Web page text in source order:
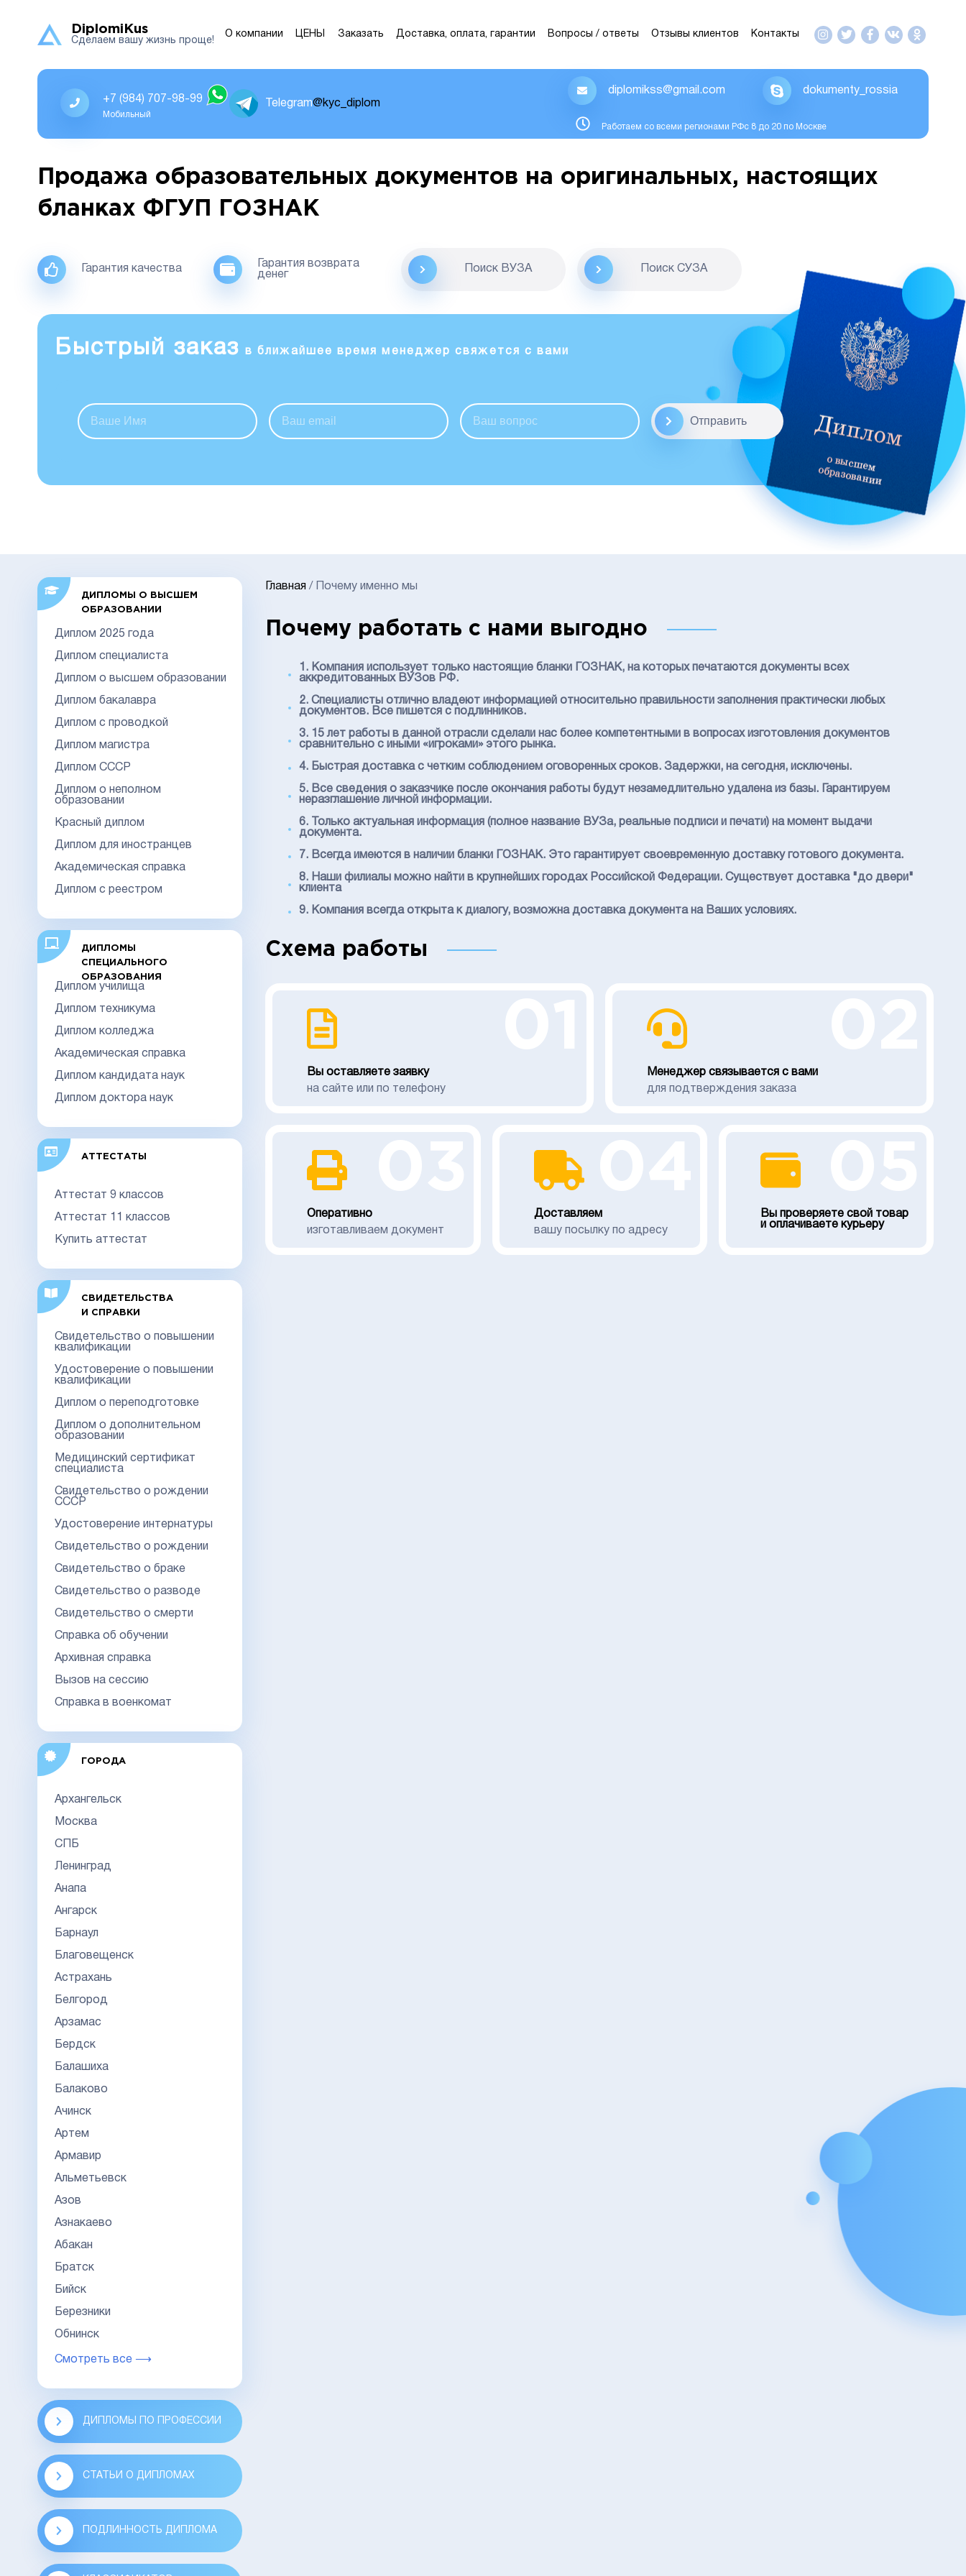
DiplomiKus
Сделаем вашу жизнь проще!
О компании ЦЕНЫ Заказать Доставка, оплата, гарантии Вопросы / ответы Отзывы клиентов Контакты
+7 (984) 707-98-99
Мобильный
Telegram@kyc_diplom
diplomikss@gmail.com dokumenty_rossia
Работаем со всеми регионами РФс 8 до 20 по Москве
Продажа образовательных документов на оригинальных, настоящих
бланках ФГУП ГОЗНАК
Гарантия качества
Гарантия возврата
денег
Поиск ВУЗА Поиск CУЗА
Быстрый заказ в ближайшее время менеджер свяжется с вами
Отправить
ДИПЛОМЫ О ВЫСШЕМ
ОБРАЗОВАНИИ
Диплом 2025 года
Диплом специалиста
Диплом о высшем образовании
Диплом бакалавра
Диплом с проводкой
Диплом магистра
Диплом СССР
Диплом о неполном
образовании
Красный диплом
Диплом для иностранцев
Академическая справка
Диплом с реестром
ДИПЛОМЫ
СПЕЦИАЛЬНОГО
ОБРАЗОВАНИЯ
Диплом училища
Диплом техникума
Диплом колледжа
Академическая справка
Диплом кандидата наук
Диплом доктора наук
АТТЕСТАТЫ
Аттестат 9 классов
Аттестат 11 классов
Купить аттестат
СВИДЕТЕЛЬСТВА
И СПРАВКИ
Свидетельство о повышении
квалификации
Удостоверение о повышении
квалификации
Диплом о переподготовке
Диплом о дополнительном
образовании
Медицинский сертификат
специалиста
Свидетельство о рождении
СССР
Удостоверение интернатуры
Свидетельство о рождении
Свидетельство о браке
Свидетельство о разводе
Свидетельство о смерти
Справка об обучении
Архивная справка
Вызов на сессию
Справка в военкомат
ГОРОДА
Архангельск
Москва
СПБ
Ленинград
Анапа
Ангарск
Барнаул
Благовещенск
Астрахань
Белгород
Арзамас
Бердск
Балашиха
Балаково
Ачинск
Артем
Армавир
Альметьевск
Азов
Азнакаево
Абакан
Братск
Бийск
Березники
Обнинск
Смотреть все ⟶
ДИПЛОМЫ ПО ПРОФЕССИИ
СТАТЬИ О ДИПЛОМАХ
ПОДЛИННОСТЬ ДИПЛОМА
Главная / Почему именно мы
Почему работать с нами выгодно
1. Компания использует только настоящие бланки ГОЗНАК, на которых печатаются документы всех
аккредитованных ВУЗов РФ.
2. Специалисты отлично владеют информацией относительно правильности заполнения практически любых
документов. Все пишется с подлинников.
3. 15 лет работы в данной отрасли сделали нас более компетентными в вопросах изготовления документов
сравнительно с иными «игроками» этого рынка.
4. Быстрая доставка с четким соблюдением оговоренных сроков. Задержки, на сегодня, исключены.
5. Все сведения о заказчике после окончания работы будут незамедлительно удалена из базы.
Гарантируем
неразглашение личной информации.
6. Только актуальная информация (полное название ВУЗа, реальные подписи и печати) на момент выдачи
документа.
7. Всегда имеются в наличии бланки ГОЗНАК. Это гарантирует своевременную доставку готового документа.
8. Наши филиалы можно найти в крупнейших городах Российской Федерации. Существует доставка "до двери"
клиента
9. Компания всегда открыта к диалогу, возможна доставка документа на Ваших условиях.
Схема работы
Вы оставляете заявку
на сайте или по телефону
Менеджер связывается с вами
для подтверждения заказа
Оперативно
изготавливаем документ
Доставляем
вашу посылку по адресу
Вы проверяете свой товар
и оплачиваете курьеру